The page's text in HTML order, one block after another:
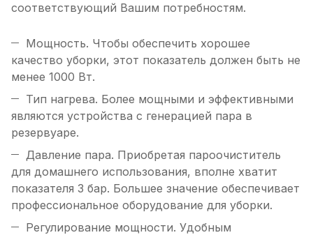
соответствующий Вашим потребностям.
Мощность. Чтобы обеспечить хорошее
качество уборки, этот показатель должен быть не
менее 1000 Вт.
Тип нагрева. Более мощными и эффективными
являются устройства с генерацией пара в
резервуаре.
Давление пара. Приобретая пароочиститель
для домашнего использования, вполне хватит
показателя 3 бар. Большее значение обеспечивает
профессиональное оборудование для уборки.
Регулирование мощности. Удобным